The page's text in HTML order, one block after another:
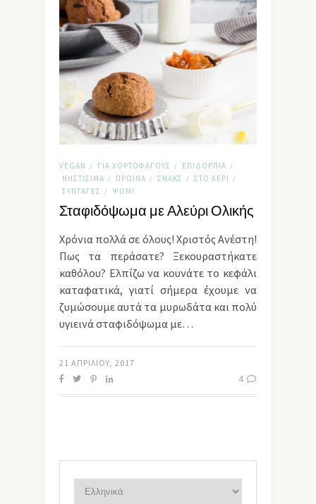
VEGAN / ΓΙΑ ΧΟΡΤΟΦΆΓΟΥΣ / ΕΠΙΔΌΡΠΙΑ /
ΝΗΣΤΊΣΙΜΑ / ΠΡΩΙΝΆ / ΣΝΑΚΣ / ΣΤΟ ΧΈΡΙ /
ΣΥΝΤΑΓΈΣ / ΨΩΜΊ
Σταφιδόψωμα με Αλεύρι Ολικής
Χρόνια πολλά σε όλους! Χριστός Ανέστη!
Πως τα περάσατε? Ξεκουραστήκατε
καθόλου? Ελπίζω να κουνάτε το κεφάλι
καταφατικά, γιατί σήμερα έχουμε να
ζυμώσουμε αυτά τα μυρωδάτα και πολύ
υγιεινά σταφιδόψωμα με…
21 ΑΠΡΙΛΊΟΥ, 2017
4